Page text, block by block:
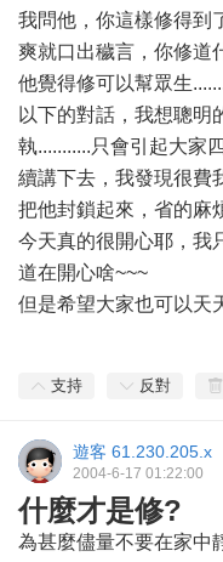
我問他，你這樣修得到
爽就口出穢言，你修道
他覺得修可以幫眾生
以下的對話，我想聰明
執...........只會引起大家
續講下去，我發現很費
把他封鎖起來，省的麻
今天真的很開心耶，我
道在開心啥~~~
但是希望大家也可以天
支持 反對
遊客 61.230.205.x
2004-6-17 01:22:00
什麼才是修?
為甚麼儘量不要在家中